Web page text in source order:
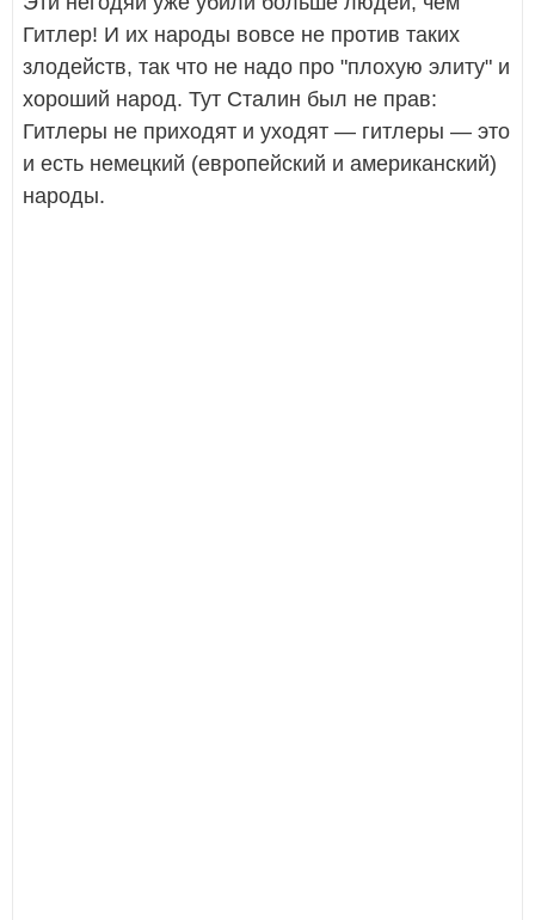
Гитлер! И их народы вовсе не против таких
злодейств, так что не надо про "плохую элиту" и
хороший народ. Тут Сталин был не прав:
Гитлеры не приходят и уходят — гитлеры — это
и есть немецкий (европейский и американский)
народы.